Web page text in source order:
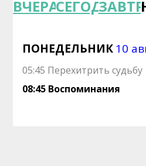
ВЧЕРАСЕГОДНЯ
ПОНЕДЕЛЬНИК10
05:45 Перехитрить судьбу
08:45 Воспоминания